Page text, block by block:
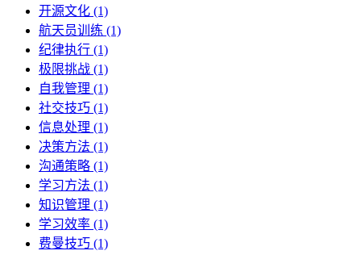
开源文化 (1)
航天员训练 (1)
纪律执行 (1)
极限挑战 (1)
自我管理 (1)
社交技巧 (1)
信息处理 (1)
决策方法 (1)
沟通策略 (1)
学习方法 (1)
知识管理 (1)
学习效率 (1)
费曼技巧 (1)